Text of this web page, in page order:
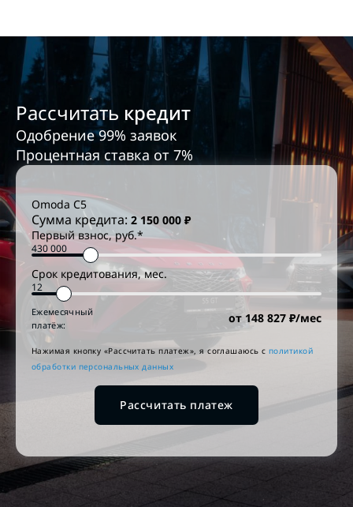
Рассчитать кредит
Одобрение 99% заявок
Процентная ставка от 7%
Omoda C5
Сумма кредита: 2 150 000 ₽
Первый взнос, руб.*
Срок кредитования, мес.
Ежемесячный
платёж:
от148 827 ₽/мес
Нажимая кнопку «Рассчитать платеж», я соглашаюсь c политикой
обработки персональных данных
Рассчитать платеж